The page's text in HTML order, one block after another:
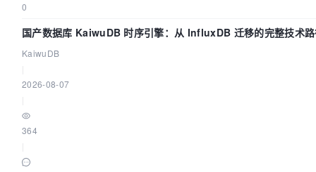
0
国产数据库 KaiwuDB 时序引擎：从 InfluxDB 迁移的完整技术
KaiwuDB
2026-08-07
364